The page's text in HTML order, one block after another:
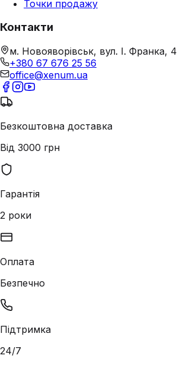
Точки продажу
Контакти
м. Новояворівськ, вул. І. Франка, 4
+380 67 676 25 56
office@xenum.ua
Безкоштовна доставка
Від 3000 грн
Гарантія
2 роки
Оплата
Безпечно
Підтримка
24/7